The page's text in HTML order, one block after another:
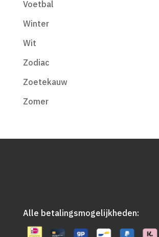
Voetbal
Winter
Wit
Zodiac
Zoetekauw
Zomer
Alle betalingsmogelijkheden: